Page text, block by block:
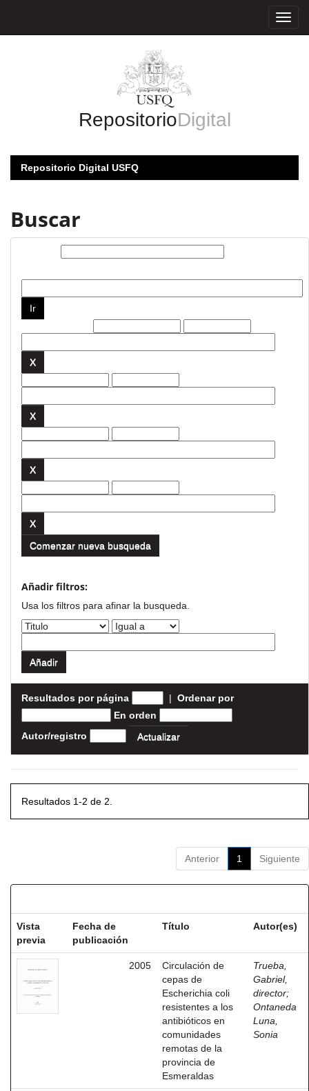
RepositorioDigital
Repositorio Digital USFQ
Buscar
Comenzar nueva busqueda
Añadir filtros:
Usa los filtros para afinar la busqueda.
Resultados por página | Ordenar por
En orden
Autor/registro
Resultados 1-2 de 2.
Anterior 1 Siguiente
Vista
previa
Fecha de
publicación
Título Autor(es)
2005
Circulación de
cepas de
Escherichia coli
resistentes a los
antibióticos en
comunidades
remotas de la
provincia de
Esmeraldas
Trueba,
Gabriel,
director;
Ontaneda
Luna,
Sonia